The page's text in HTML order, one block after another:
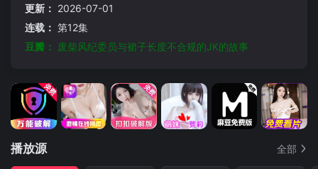
更新： 2026-07-01
连载： 第12集
豆瓣：
废柴风纪委员与裙子长度不合规的JK的故事
播放源 全部